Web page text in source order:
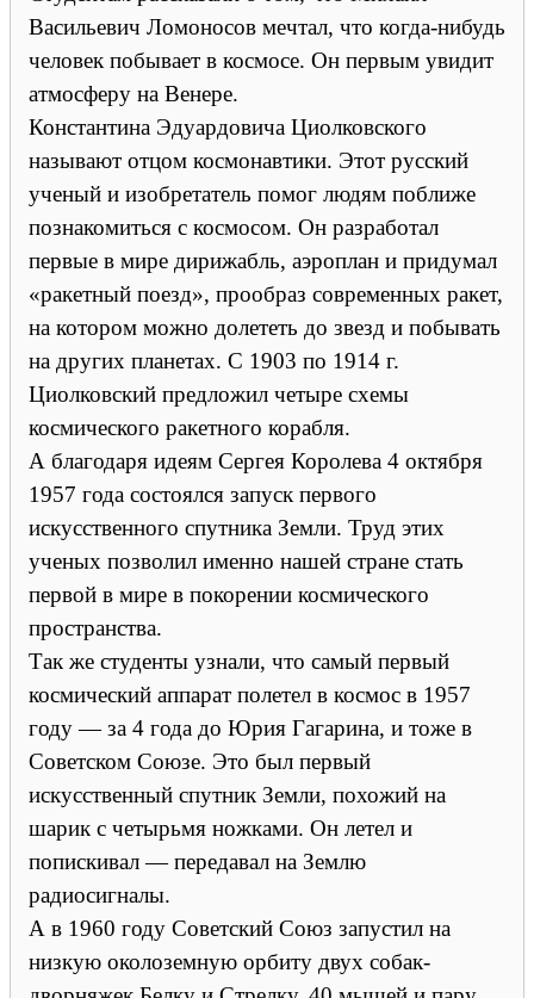
Васильевич Ломоносов мечтал, что когда-нибудь
человек побывает в космосе. Он первым увидит
атмосферу на Венере.
Константина Эдуардовича Циолковского
называют отцом космонавтики. Этот русский
ученый и изобретатель помог людям поближе
познакомиться с космосом. Он разработал
первые в мире дирижабль, аэроплан и придумал
«ракетный поезд», прообраз современных ракет,
на котором можно долететь до звезд и побывать
на других планетах. С 1903 по 1914 г.
Циолковский предложил четыре схемы
космического ракетного корабля.
А благодаря идеям Сергея Королева 4 октября
1957 года состоялся запуск первого
искусственного спутника Земли. Труд этих
ученых позволил именно нашей стране стать
первой в мире в покорении космического
пространства.
Так же студенты узнали, что самый первый
космический аппарат полетел в космос в 1957
году — за 4 года до Юрия Гагарина, и тоже в
Советском Союзе. Это был первый
искусственный спутник Земли, похожий на
шарик с четырьмя ножками. Он летел и
попискивал — передавал на Землю
радиосигналы.
А в 1960 году Советский Союз запустил на
низкую околоземную орбиту двух собак-